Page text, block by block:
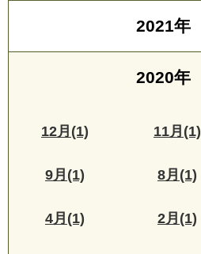
2021年
2020年
12月(1) 11月(1)
9月(1) 8月(1)
4月(1) 2月(1)